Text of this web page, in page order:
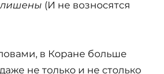
лишены (И не возносятся
в Коране больше
не только и не столько